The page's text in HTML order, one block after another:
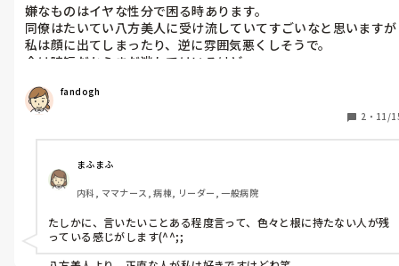
嫌なものはイヤな性分で困る時あります。
同僚はたいてい八方美人に受け流していてすごいなと思いますが
私は顔に出てしまったり、逆に雰囲気悪くしそうで。
今は時短だからまだ逃れてはいるけど
fandogh
2 ・ 11/
まふまふ
内科, ママナース, 病棟, リーダー, 一般病院
たしかに、言いたいことある程度言って、色々と根に持たない人が残
っている感じがします(^^;;